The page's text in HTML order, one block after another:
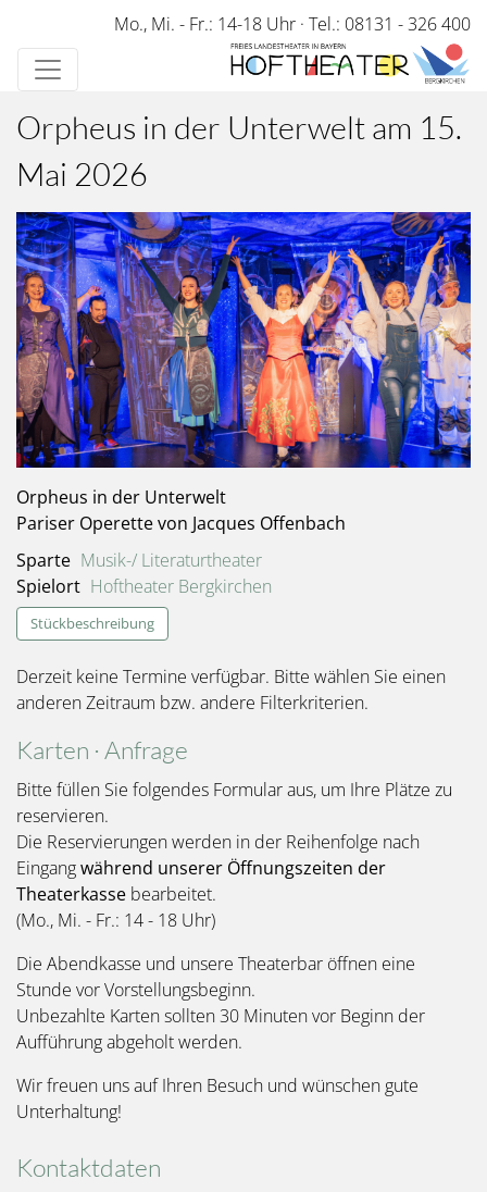
Direkt
zum
Inhalt
Mo., Mi. - Fr.: 14-18 Uhr · Tel.: 08131 - 326 400
Orpheus in der Unterwelt am 15.
Mai 2026
Orpheus in der Unterwelt
Pariser Operette von Jacques Offenbach
Sparte Musik-/ Literaturtheater
Spielort Hoftheater Bergkirchen
Stückbeschreibung
Derzeit keine Termine verfügbar. Bitte wählen Sie einen
anderen Zeitraum bzw. andere Filterkriterien.
Karten · Anfrage
Bitte füllen Sie folgendes Formular aus, um Ihre Plätze zu
reservieren.
Die Reservierungen werden in der Reihenfolge nach
Eingangwährend unserer Öffnungszeiten der
Theaterkasse bearbeitet.
(Mo., Mi. - Fr.: 14 - 18 Uhr)
Die Abendkasse und unsere Theaterbar öffnen eine
Stunde vor Vorstellungsbeginn.
Unbezahlte Karten sollten 30 Minuten vor Beginn der
Aufführung abgeholt werden.
Wir freuen uns auf Ihren Besuch und wünschen gute
Unterhaltung!
Kontaktdaten